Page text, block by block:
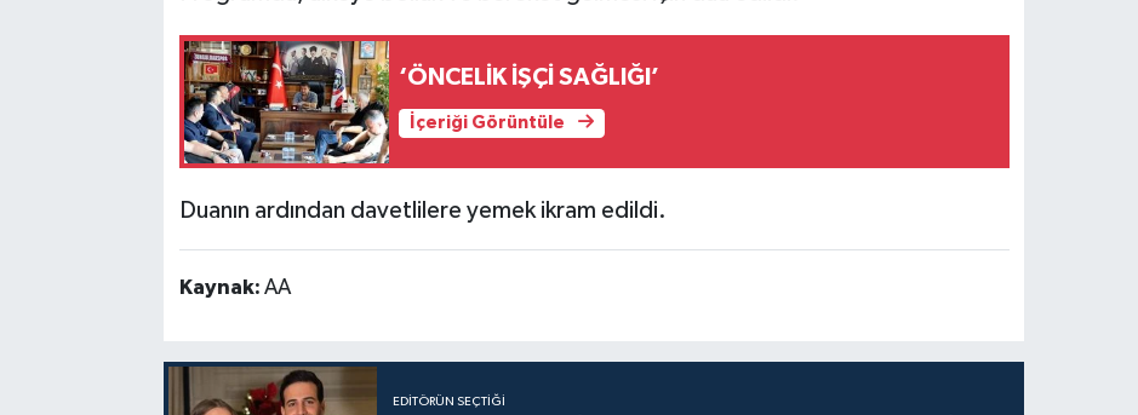
‘ÖNCELİK İŞÇİ SAĞLIĞI’
İçeriği Görüntüle
Duanın ardından davetlilere yemek ikram edildi.
Kaynak: AA
EDITÖRÜN SEÇTIĞI